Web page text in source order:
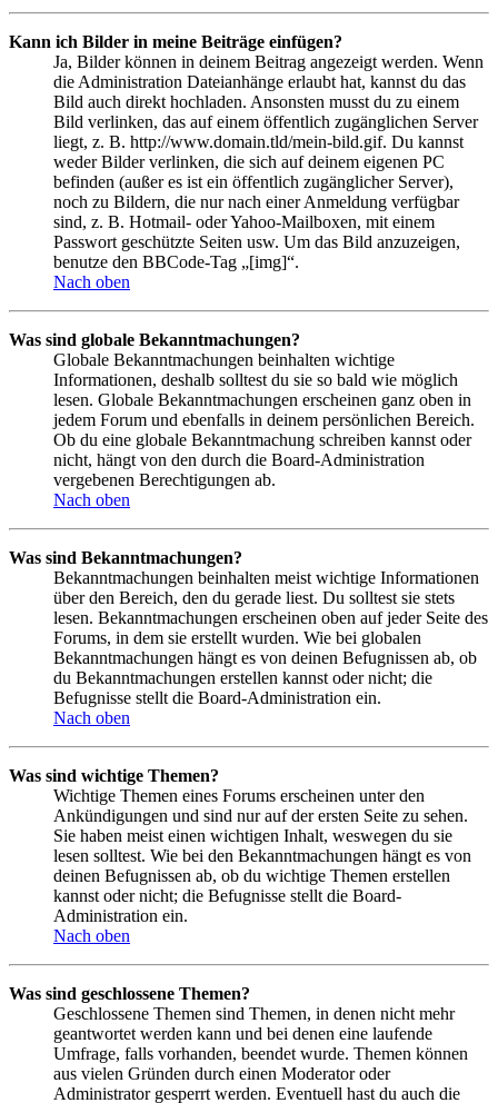
Kann ich Bilder in meine Beiträge einfügen?
Ja, Bilder können in deinem Beitrag angezeigt werden. Wenn
die Administration Dateianhänge erlaubt hat, kannst du das
Bild auch direkt hochladen. Ansonsten musst du zu einem
Bild verlinken, das auf einem öffentlich zugänglichen Server
liegt, z. B. http://www.domain.tld/mein-bild.gif. Du kannst
weder Bilder verlinken, die sich auf deinem eigenen PC
befinden (außer es ist ein öffentlich zugänglicher Server),
noch zu Bildern, die nur nach einer Anmeldung verfügbar
sind, z. B. Hotmail- oder Yahoo-Mailboxen, mit einem
Passwort geschützte Seiten usw. Um das Bild anzuzeigen,
benutze den BBCode-Tag „[img]“.
Nach oben
Was sind globale Bekanntmachungen?
Globale Bekanntmachungen beinhalten wichtige
Informationen, deshalb solltest du sie so bald wie möglich
lesen. Globale Bekanntmachungen erscheinen ganz oben in
jedem Forum und ebenfalls in deinem persönlichen Bereich.
Ob du eine globale Bekanntmachung schreiben kannst oder
nicht, hängt von den durch die Board-Administration
vergebenen Berechtigungen ab.
Nach oben
Was sind Bekanntmachungen?
Bekanntmachungen beinhalten meist wichtige Informationen
über den Bereich, den du gerade liest. Du solltest sie stets
lesen. Bekanntmachungen erscheinen oben auf jeder Seite des
Forums, in dem sie erstellt wurden. Wie bei globalen
Bekanntmachungen hängt es von deinen Befugnissen ab, ob
du Bekanntmachungen erstellen kannst oder nicht; die
Befugnisse stellt die Board-Administration ein.
Nach oben
Was sind wichtige Themen?
Wichtige Themen eines Forums erscheinen unter den
Ankündigungen und sind nur auf der ersten Seite zu sehen.
Sie haben meist einen wichtigen Inhalt, weswegen du sie
lesen solltest. Wie bei den Bekanntmachungen hängt es von
deinen Befugnissen ab, ob du wichtige Themen erstellen
kannst oder nicht; die Befugnisse stellt die Board-
Administration ein.
Nach oben
Was sind geschlossene Themen?
Geschlossene Themen sind Themen, in denen nicht mehr
geantwortet werden kann und bei denen eine laufende
Umfrage, falls vorhanden, beendet wurde. Themen können
aus vielen Gründen durch einen Moderator oder
Administrator gesperrt werden. Eventuell hast du auch die